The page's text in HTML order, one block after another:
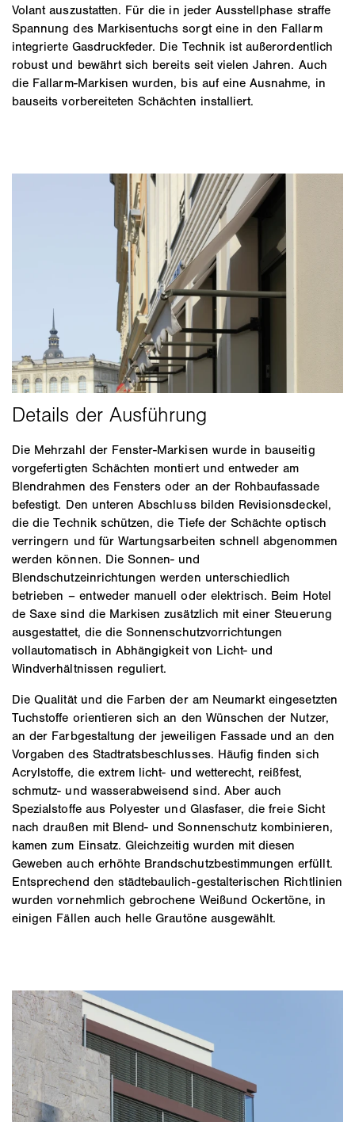
Volant auszustatten. Für die in jeder Ausstellphase straffe
Spannung des Markisentuchs sorgt eine in den Fallarm
integrierte Gasdruckfeder. Die Technik ist außerordentlich
robust und bewährt sich bereits seit vielen Jahren. Auch
die Fallarm-Markisen wurden, bis auf eine Ausnahme, in
bauseits vorbereiteten Schächten installiert.
Die Mehrzahl der Fenster-Markisen wurde in bauseitig
vorgefertigten Schächten montiert und entweder am
Blendrahmen des Fensters oder an der Rohbaufassade
befestigt. Den unteren Abschluss bilden Revisionsdeckel,
die die Technik schützen, die Tiefe der Schächte optisch
verringern und für Wartungsarbeiten schnell abgenommen
werden können. Die Sonnen- und
Blendschutzeinrichtungen werden unterschiedlich
betrieben – entweder manuell oder elektrisch. Beim Hotel
de Saxe sind die Markisen zusätzlich mit einer Steuerung
ausgestattet, die die Sonnenschutzvorrichtungen
vollautomatisch in Abhängigkeit von Licht- und
Windverhältnissen reguliert.
Die Qualität und die Farben der am Neumarkt eingesetzten
Tuchstoffe orientieren sich an den Wünschen der Nutzer,
an der Farbgestaltung der jeweiligen Fassade und an den
Vorgaben des Stadtratsbeschlusses. Häufig finden sich
Acrylstoffe, die extrem licht- und wetterecht, reißfest,
schmutz- und wasserabweisend sind. Aber auch
Spezialstoffe aus Polyester und Glasfaser, die freie Sicht
nach draußen mit Blend- und Sonnenschutz kombinieren,
kamen zum Einsatz. Gleichzeitig wurden mit diesen
Geweben auch erhöhte Brandschutzbestimmungen erfüllt.
Entsprechend den städtebaulich-gestalterischen Richtlinien
wurden vornehmlich gebrochene Weißund Ockertöne, in
einigen Fällen auch helle Grautöne ausgewählt.